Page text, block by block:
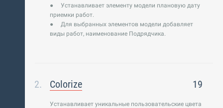
● Устанавливает элементу модели плановую дату
приемки работ.
● Для выбранных элементов модели добавляет
виды работ, наименование Подрядчика.
Colorize 19
Устанавливает уникальные пользовательские цвета